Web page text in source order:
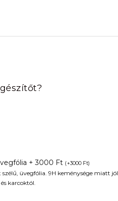
is:
Ft.
+ 3000 Ft (+3000 Ft)
üvegfólia. 9H keménysége miatt jól
karcoktól.